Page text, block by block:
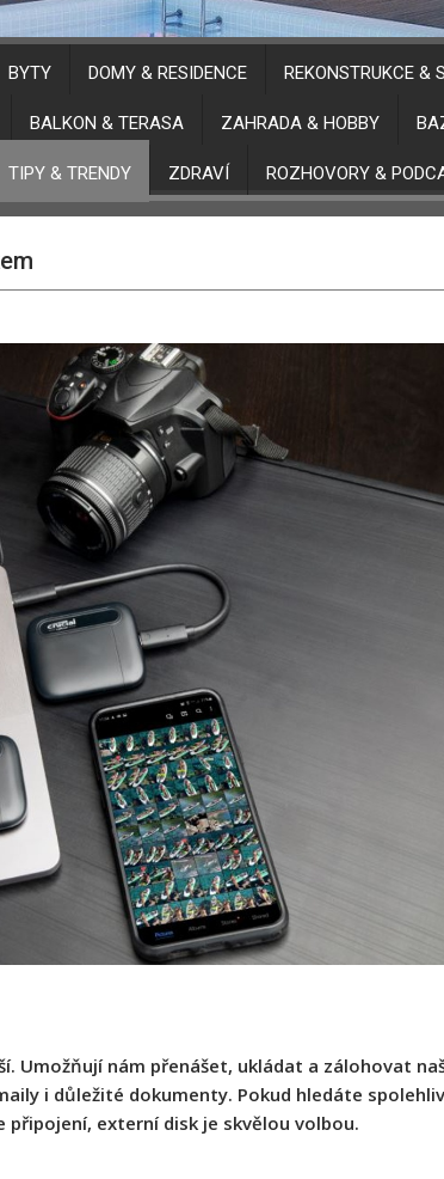
BYTY DOMY & RESIDENCE REKONSTRUKCE &
BALKON & TERASA ZAHRADA & HOBBY
TIPY & TRENDY ZDRAVÍ ROZHOVORY &
Umožňují nám přenášet, ukládat a zálohovat
i důležité dokumenty. Pokud hledáte
připojení, externí disk je skvělou volbou.